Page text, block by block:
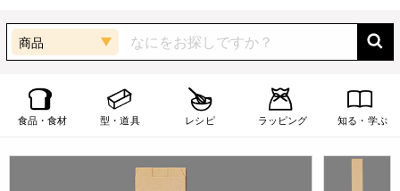
商品
食品・食材 型・道具 レシピ ラッピング 知る・学ぶ